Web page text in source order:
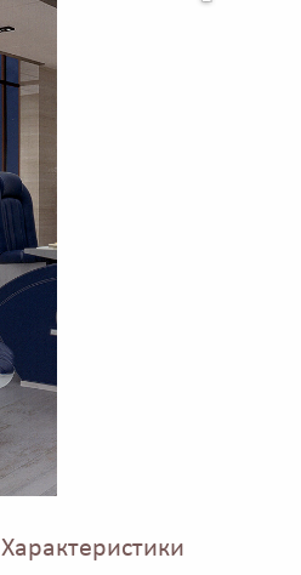
Характеристики